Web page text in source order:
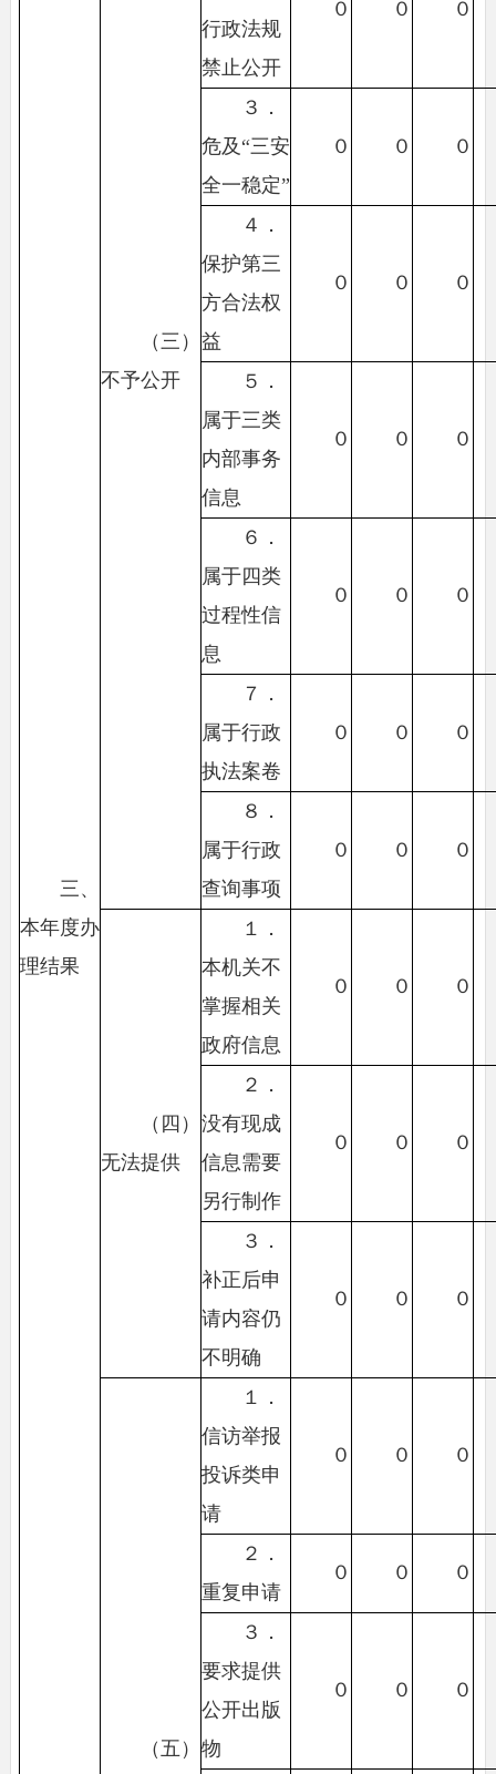
三、
本年度办
理结果
（三）
不予公开
行政法规
禁止公开
０ ０ ０
３．
危及“三安
全一稳定”
０ ０ ０
４．
保护第三
方合法权
益
０ ０ ０
５．
属于三类
内部事务
信息
０ ０ ０
６．
属于四类
过程性信
息
０ ０ ０
７．
属于行政
执法案卷
０ ０ ０
８．
属于行政
查询事项
０ ０ ０
（四）
无法提供
１．
本机关不
掌握相关
政府信息
０ ０ ０
２．
没有现成
信息需要
另行制作
０ ０ ０
３．
补正后申
请内容仍
不明确
０ ０ ０
（五）
１．
信访举报
投诉类申
请
０ ０ ０
２．
重复申请
０ ０ ０
３．
要求提供
公开出版
物
０ ０ ０